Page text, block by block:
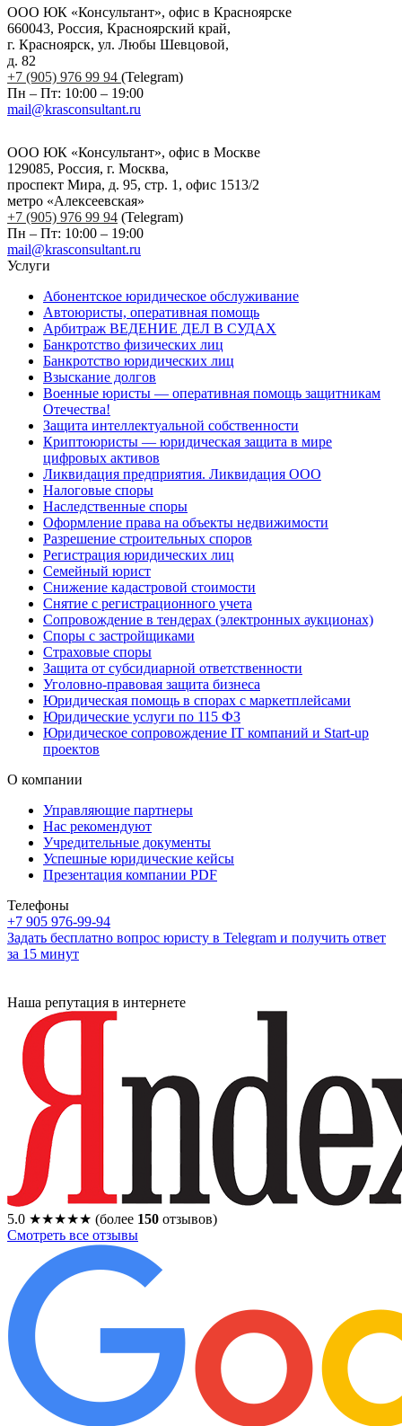
ООО ЮК «Консультант», офис в Красноярске
660043, Россия, Красноярский край,
г. Красноярск, ул. Любы Шевцовой,
д. 82
+7 (905) 976 99 94 (Telegram)
Пн – Пт: 10:00 – 19:00
mail@krasconsultant.ru
ООО ЮК «Консультант», офис в Москве
129085, Россия, г. Москва,
проспект Мира, д. 95, стр. 1, офис 1513/2
метро «Алексеевская»
+7 (905) 976 99 94 (Telegram)
Пн – Пт: 10:00 – 19:00
mail@krasconsultant.ru
Услуги
Абонентское юридическое обслуживание
Автоюристы, оперативная помощь
Арбитраж ВЕДЕНИЕ ДЕЛ В СУДАХ
Банкротство физических лиц
Банкротство юридических лиц
Взыскание долгов
Военные юристы — оперативная помощь защитникам
Отечества!
Защита интеллектуальной собственности
Криптоюристы — юридическая защита в мире
цифровых активов
Ликвидация предприятия. Ликвидация ООО
Налоговые споры
Наследственные споры
Оформление права на объекты недвижимости
Разрешение строительных споров
Регистрация юридических лиц
Семейный юрист
Снижение кадастровой стоимости
Снятие с регистрационного учета
Сопровождение в тендерах (электронных аукционах)
Споры с застройщиками
Страховые споры
Защита от субсидиарной ответственности
Уголовно-правовая защита бизнеса
Юридическая помощь в спорах с маркетплейсами
Юридические услуги по 115 ФЗ
Юридическое сопровождение IT компаний и Start-up
проектов
О компании
Управляющие партнеры
Нас рекомендуют
Учредительные документы
Успешные юридические кейсы
Презентация компании PDF
Телефоны
+7 905 976-99-94
Задать бесплатно вопрос юристу в Telegram и получить ответ
за 15 минут
Наша репутация в интернете
5.0 ★★★★★ (более 150 отзывов)
Смотреть все отзывы